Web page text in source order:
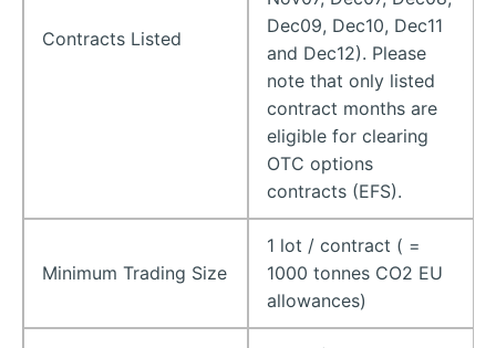
Contracts Listed
Dec09, Dec10, Dec11
and Dec12). Please
note that only listed
contract months are
eligible for clearing
OTC options
contracts (EFS).
Minimum Trading Size
1 lot / contract ( =
1000 tonnes CO2 EU
allowances)